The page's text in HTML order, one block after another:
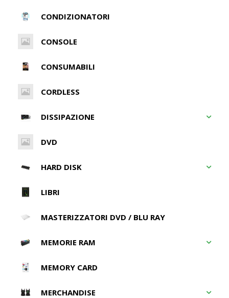
CONDIZIONATORI
CONSOLE
CONSUMABILI
CORDLESS
DISSIPAZIONE
DVD
HARD DISK
LIBRI
MASTERIZZATORI DVD / BLU RAY
MEMORIE RAM
MEMORY CARD
MERCHANDISE